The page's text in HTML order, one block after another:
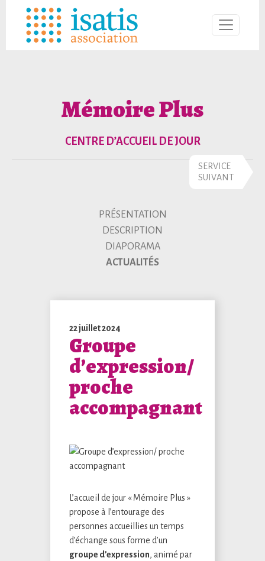
Mémoire Plus
CENTRE D’ACCUEIL DE JOUR
SERVICE
SUIVANT
PRÉSENTATION
DESCRIPTION
DIAPORAMA
ACTUALITÉS
22 juillet 2024
Groupe
d’expression/
proche
accompagnant
L’accueil de jour « Mémoire Plus »
propose à l’entourage des
personnes accueillies un temps
d’échange sous forme d’un
groupe d’expression, animé par